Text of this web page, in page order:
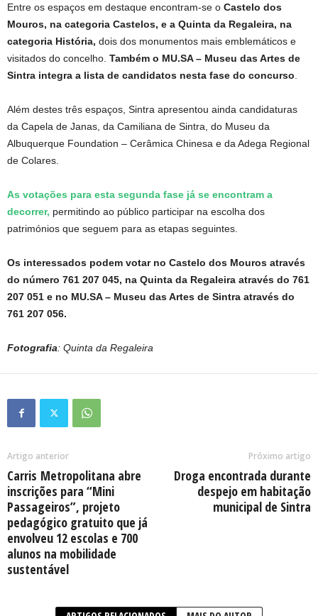
Entre os espaços em destaque encontram-se o Castelo dos
Mouros, na categoria Castelos, e a Quinta da Regaleira, na
categoria História, dois dos monumentos mais emblemáticos e
visitados do concelho. Também o MU.SA – Museu das Artes de
Sintra integra a lista de candidatos nesta fase do concurso.
Além destes três espaços, Sintra apresentou ainda candidaturas
da Capela de Janas, da Camiliana de Sintra, do Museu da
Albuquerque Foundation – Cerâmica Chinesa e da Adega Regional
de Colares.
As votações para esta segunda fase já se encontram a
decorrer, permitindo ao público participar na escolha dos
patrimónios que seguem para as etapas seguintes.
Os interessados podem votar no Castelo dos Mouros através
do número 761 207 045, na Quinta da Regaleira através do 761
207 051 e no MU.SA – Museu das Artes de Sintra através do
761 207 056.
Fotografia: Quinta da Regaleira
Artigo anterior
Carris Metropolitana abre
inscrições para “Mini
Passageiros”, projeto
pedagógico gratuito que já
envolveu 12 escolas e 700
alunos na mobilidade
sustentável
Próximo artigo
Droga encontrada durante
despejo em habitação
municipal de Sintra